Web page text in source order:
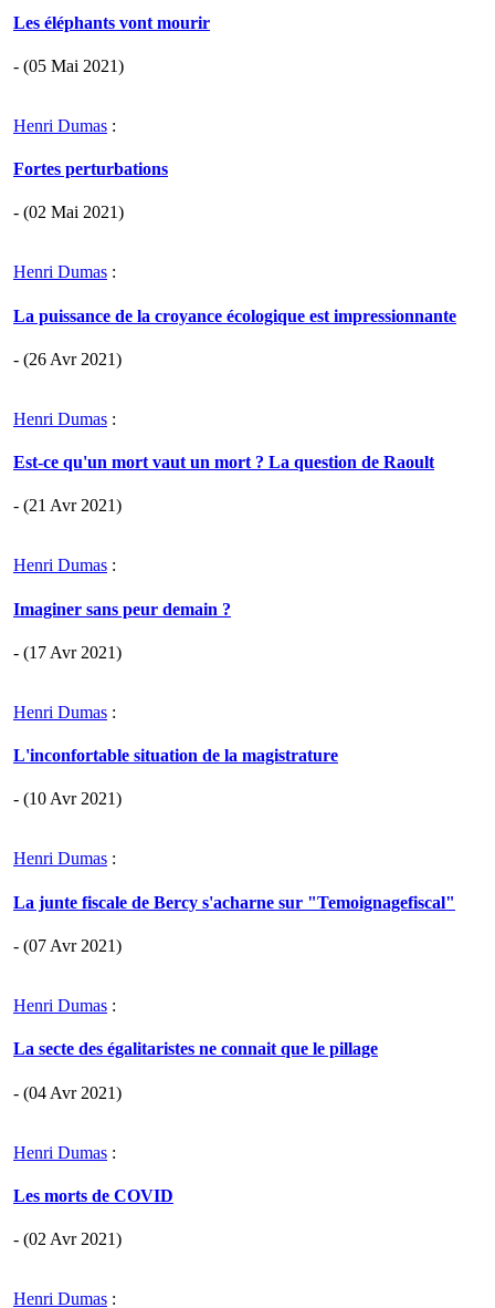
Les éléphants vont mourir
- (05 Mai 2021)
Henri Dumas :
Fortes perturbations
- (02 Mai 2021)
Henri Dumas :
La puissance de la croyance écologique est impressionnante
- (26 Avr 2021)
Henri Dumas :
Est-ce qu'un mort vaut un mort ? La question de Raoult
- (21 Avr 2021)
Henri Dumas :
Imaginer sans peur demain ?
- (17 Avr 2021)
Henri Dumas :
L'inconfortable situation de la magistrature
- (10 Avr 2021)
Henri Dumas :
La junte fiscale de Bercy s'acharne sur "Temoignagefiscal"
- (07 Avr 2021)
Henri Dumas :
La secte des égalitaristes ne connait que le pillage
- (04 Avr 2021)
Henri Dumas :
Les morts de COVID
- (02 Avr 2021)
Henri Dumas :